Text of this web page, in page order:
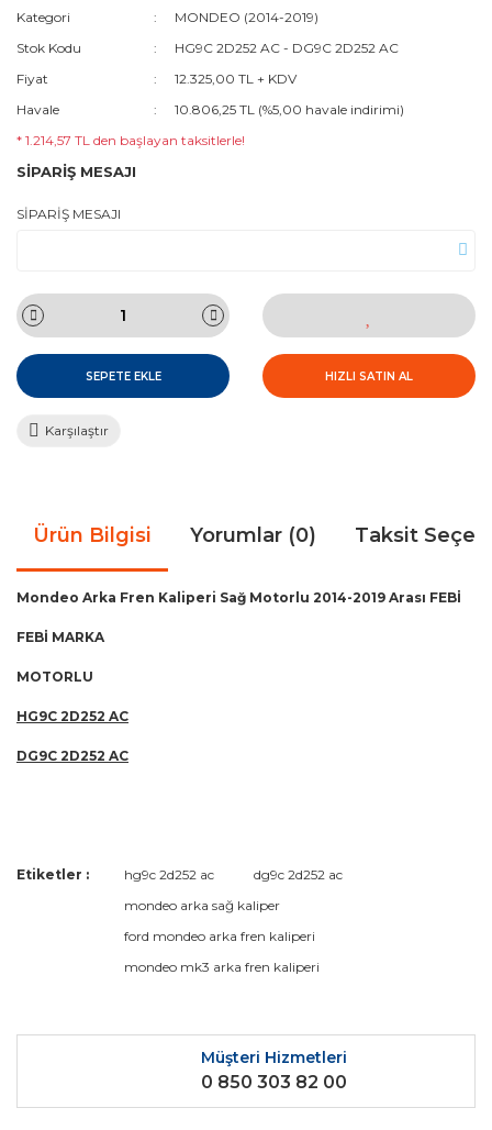
Kategori
MONDEO (2014-2019)
Stok Kodu
HG9C 2D252 AC - DG9C 2D252 AC
Fiyat
12.325,00 TL + KDV
Havale
10.806,25 TL (%5,00 havale indirimi)
* 1.214,57 TL den başlayan taksitlerle!
SİPARİŞ MESAJI
SİPARİŞ MESAJI
SEPETE EKLE HIZLI SATIN AL
Karşılaştır
Ürün Bilgisi Yorumlar (0) Taksit
Mondeo Arka Fren Kaliperi Sağ Motorlu 2014-2019 Arası FEBİ
FEBİ MARKA
MOTORLU
HG9C 2D252 AC
DG9C 2D252 AC
Bu ürüne ilk yorumu siz yapın!
Yorum Yaz
Bu ürünün fiyat bilgisi, resim, ürün açıklamalarında ve diğer
kullanarak tarafımıza iletebilirsiniz.
Görüş ve önerileriniz için teşekkür ederiz.
Ürün bilgilerinde hatalar bulunuyor.
Ürün fiyatı diğer sitelerden daha pahalı.
Bu ürüne benzer farklı alternatifler olmalı.
Etiketler : hg9c 2d252 ac
dg9c 2d252 ac
mondeo arka sağ kaliper
ford mondeo arka fren kaliperi
mondeo mk3 arka fren kaliperi
Müşteri Hizmetleri
0 850 303 82 00